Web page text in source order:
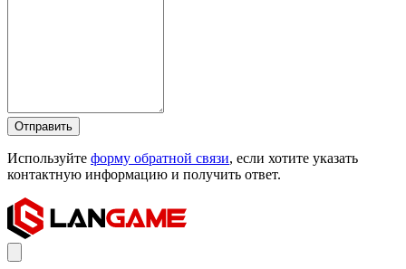
Отправить
Используйте форму обратной связи, если хотите указать
контактную информацию и получить ответ.